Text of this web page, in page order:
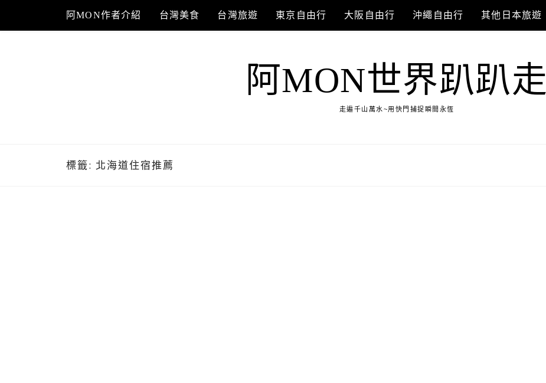
content
阿MON作者介紹 台灣美食 台灣旅遊 東京自由行 大阪自由行 沖繩自由行 其他日本旅遊
阿MON世界趴趴走
走遍千山萬水~用快門捕捉瞬間永恆
標籤: 北海道住宿推薦